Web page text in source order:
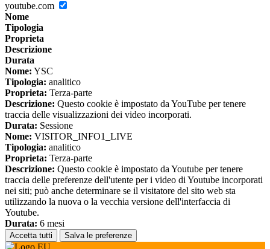
youtube.com
Nome
Tipologia
Proprieta
Descrizione
Durata
Nome: YSC
Tipologia: analitico
Proprieta: Terza-parte
Descrizione: Questo cookie è impostato da YouTube per tenere
traccia delle visualizzazioni dei video incorporati.
Durata: Sessione
Nome: VISITOR_INFO1_LIVE
Tipologia: analitico
Proprieta: Terza-parte
Descrizione: Questo cookie è impostato da Youtube per tenere
traccia delle preferenze dell'utente per i video di Youtube incorporati
nei siti; può anche determinare se il visitatore del sito web sta
utilizzando la nuova o la vecchia versione dell'interfaccia di
Youtube.
Durata: 6 mesi
Accetta tutti Salva le preferenze